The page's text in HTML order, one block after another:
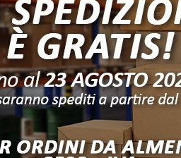
Vendita riservata per
utenti registrati.
LoginoRegistrati